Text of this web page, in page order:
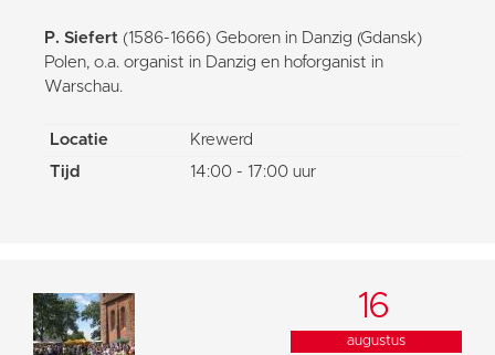
P. Siefert (1586-1666) Geboren in Danzig (Gdansk)
Polen, o.a. organist in Danzig en hoforganist in
Warschau.
Locatie
Krewerd
Tijd
14:00 - 17:00 uur
16
augustus